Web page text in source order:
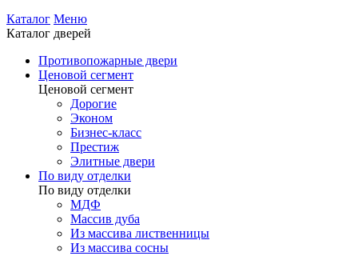
Каталог Меню
Каталог дверей
Противопожарные двери
Ценовой сегмент
Ценовой сегмент
Дорогие
Эконом
Бизнес-класс
Престиж
Элитные двери
По виду отделки
По виду отделки
МДФ
Массив дуба
Из массива лиственницы
Из массива сосны